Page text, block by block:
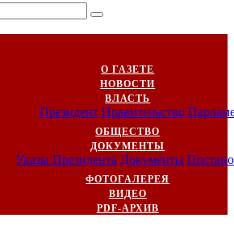
О ГАЗЕТЕ
НОВОСТИ
ВЛАСТЬ
Президент Правительство
ОБЩЕСТВО
ДОКУМЕНТЫ
Указы Президента Документы
ФОТОГАЛЕРЕЯ
ВИДЕО
PDF-АРХИВ